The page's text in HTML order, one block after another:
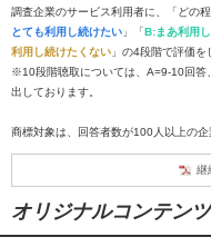
調査企業のサービス利用者に、「どの
とても利用し続けたい 」「B:まあ利用
利用し続けたくない 」の4段階で評価を
※10段階聴取については、A=9-10回答
出しております。
商標対象は、回答者数が100人以上の企
継
オリジナルコンテン